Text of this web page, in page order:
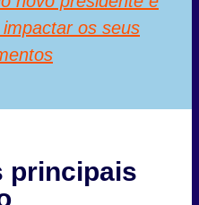
os seus
principais